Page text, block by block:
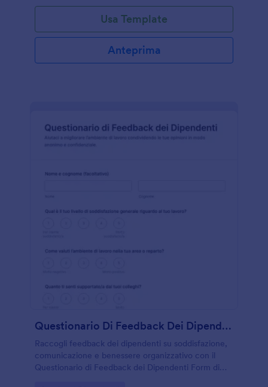
Usa Template
Anteprima
Questionario Di Feedback Dei Dipendenti
Raccogli feedback dei dipendenti su soddisfazione,
comunicazione e benessere organizzativo con il
Questionario di Feedback dei Dipendenti Form di